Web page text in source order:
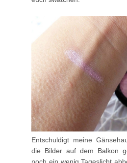
Entschuldigt meine
die Bilder auf dem Balkon